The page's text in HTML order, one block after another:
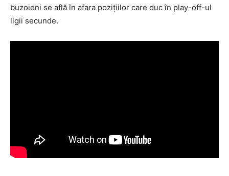
buzoieni se află în afara poziţiilor care duc în play-off-ul
ligii secunde.